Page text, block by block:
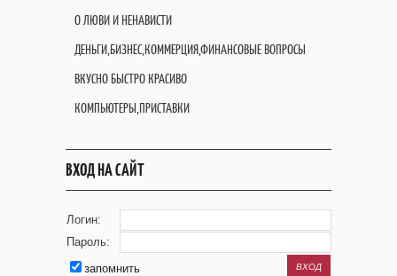
О ЛЮВИ И НЕНАВИСТИ
ДЕНЬГИ,БИЗНЕС,КОММЕРЦИЯ,ФИНАНСОВЫЕ ВОПРОСЫ
ВКУСНО БЫСТРО КРАСИВО
КОМПЬЮТЕРЫ,ПРИСТАВКИ
ВХОД НА САЙТ
Логин:
Пароль:
запомнить